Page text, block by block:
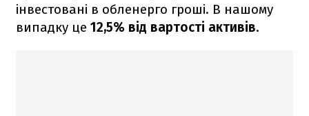
інвестовані в обленерго гроші. В нашому
випадку це 12,5% від вартості активів.